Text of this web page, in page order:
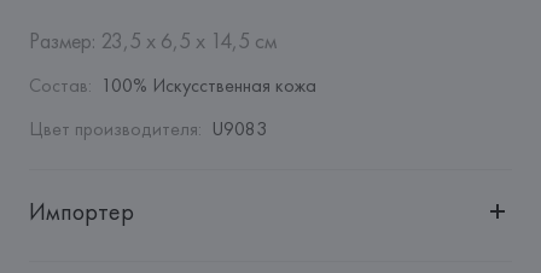
Размер: 23,5 x 6,5 x 14,5 см
Состав: 100% Искусственная кожа
Цвет производителя: U9083
Импортер